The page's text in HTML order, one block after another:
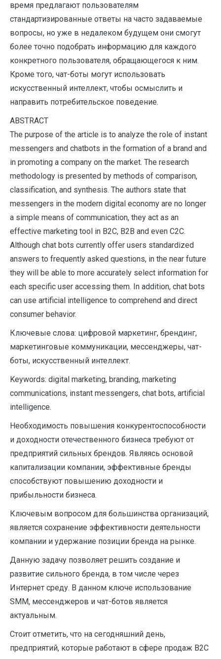
время предлагают пользователям
стандартизированные ответы на часто задаваемые
вопросы, но уже в недалеком будущем они смогут
более точно подобрать информацию для каждого
конкретного пользователя, обращающегося к ним.
Кроме того, чат-боты могут использовать
искусственный интеллект, чтобы осмыслить и
направить потребительское поведение.
ABSTRACT
The purpose of the article is to analyze the role of instant
messengers and chatbots in the formation of a brand and
in promoting a company on the market. The research
methodology is presented by methods of comparison,
classification, and synthesis. The authors state that
messengers in the modern digital economy are no longer
a simple means of communication, they act as an
effective marketing tool in B2C, B2B and even C2C.
Although chat bots currently offer users standardized
answers to frequently asked questions, in the near future
they will be able to more accurately select information for
each specific user accessing them. In addition, chat bots
can use artificial intelligence to comprehend and direct
consumer behavior.
Ключевые слова: цифровой маркетинг, брендинг,
маркетинговые коммуникации, мессенджеры, чат-
боты, искусственный интеллект.
Keywords: digital marketing, branding, marketing
communications, instant messengers, chat bots, artificial
intelligence.
Необходимость повышения конкурентоспособности
и доходности отечественного бизнеса требуют от
предприятий сильных брендов. Являясь основой
капитализации компании, эффективные бренды
способствуют повышению доходности и
прибыльности бизнеса.
Ключевым вопросом для большинства организаций,
является сохранение эффективности деятельности
компании и удержание позиции бренда на рынке.
Данную задачу позволяет решить создание и
развитие сильного бренда, в том числе через
Интернет среду. В данном ключе использование
SMM, мессенджеров и чат-ботов является
актуальным.
Стоит отметить, что на сегодняшний день,
предприятий, которые работают в сфере продаж B2C